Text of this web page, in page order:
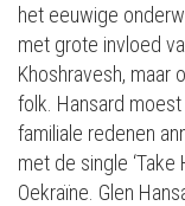
het eeuwige
met grote invloed
Khoshravesh, maar
folk. Hansard
familiale redenen
met de single
Oekraïne. Glen